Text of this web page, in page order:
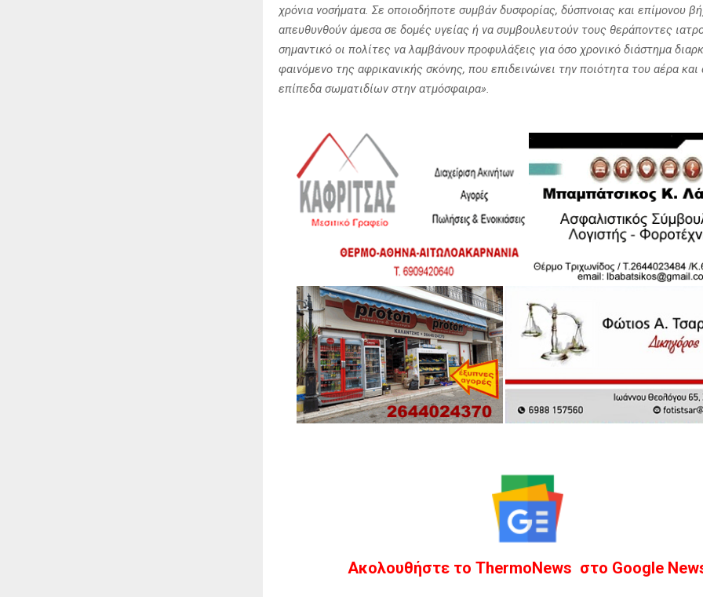
χρόνια νοσήματα. Σε οποιοδήποτε συμβάν δυσφορίας, δύσπνοιας και επίμονου
απευθυνθούν άμεσα σε δομές υγείας ή να συμβουλευτούν τους θεράποντες
σημαντικό οι πολίτες να λαμβάνουν προφυλάξεις για όσο χρονικό διάστημα
φαινόμενο της αφρικανικής σκόνης, που επιδεινώνει την ποιότητα του αέρα και
επίπεδα σωματιδίων στην ατμόσφαιρα».
Ακολουθήστε το ThermoNews στο Google